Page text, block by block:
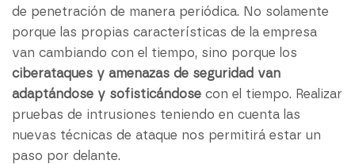
de penetración de manera periódica. No solamente
porque las propias características de la empresa
van cambiando con el tiempo, sino porque los
ciberataques y amenazas de seguridad van
adaptándose y sofisticándose con el tiempo. Realizar
pruebas de intrusiones teniendo en cuenta las
nuevas técnicas de ataque nos permitirá estar un
paso por delante.